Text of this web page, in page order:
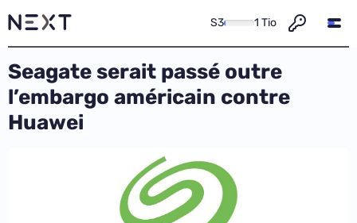
S3 1 Tio
Seagate serait passé outre
l’embargo américain contre
Huawei